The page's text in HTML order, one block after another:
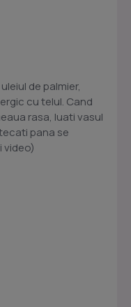
de palmier,
cu telul. Cand
rasa, luati vasul
pana se
video)